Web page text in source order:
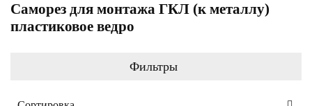
Саморез для монтажа ГКЛ (к металлу)
пластиковое ведро
Фильтры